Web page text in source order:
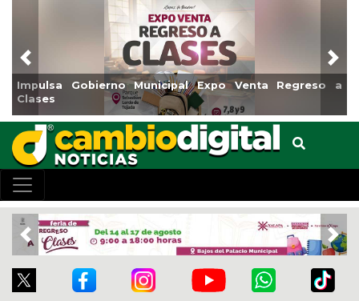
Regreso a
Reabrirá Coatzacoalcos la Alberca
Centro
Previous
Previous